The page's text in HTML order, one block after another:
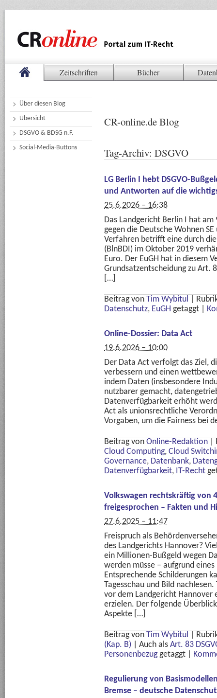
Zeitschriften Bücher
Über diesen Blog
Übersicht
DSGVO & BDSG n.F.
Social-Media-Buttons
CR-online.de Blog
Tag-Archiv: DSGVO
LG Berlin I hebt DSGVO-
und Antworten auf die
25.6.2026 – 16:38
Das Landgericht Berlin I hat am
gegen die Deutsche Wohnen
Verfahren betrifft eine durch
(BlnBDI) im Oktober 2019
Euro. Der EuGH hat in diesem
Grundsatzentscheidung zu Art.
[…]
Beitrag von Tim Wybitul
Datenschutz, EuGH getaggt
Online-Dossier: Data Act
19.6.2026 – 10:00
Der Data Act verfolgt das Ziel,
verbessern und einen
indem Daten (insbesondere
nutzbarer gemacht,
Datenverfügbarkeit erhöht
Act als unionsrechtliche
Vorgaben, um die Fairness bei
Beitrag von Online-Redaktion
Cloud Computing, Cloud
Governance, Datenbank,
Datenverfügbarkeit, IT-Recht
Volkswagen rechtskräftig von
freigesprochen – Fakten und
27.6.2025 – 11:47
Freispruch als
des Landgerichts Hannover?
ein Millionen-Bußgeld wegen
werden müsse – aufgrund
Entsprechende Schilderungen
Tagesschau und Bild
vor dem Landgericht Hannover
erzielen. Der folgende
Aspekte […]
Beitrag von Tim Wybitul
(Kap. B)
Auch als Art. 83
Personenbezuggetaggt
Regulierung von
Bremse – deutsche